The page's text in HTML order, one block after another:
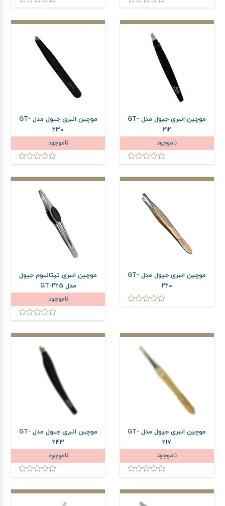
موچین انبری جیول مدل GT-
212
ناموجود
موچین انبری جیول مدل GT-
230
ناموجود
موچین انبری جیول مدل GT-
220
موچین انبری تیتانیوم جیول
مدل GT-225
ناموجود
موچین انبری جیول مدل GT-
217
ناموجود
موچین انبری جیول مدل GT-
243
ناموجود